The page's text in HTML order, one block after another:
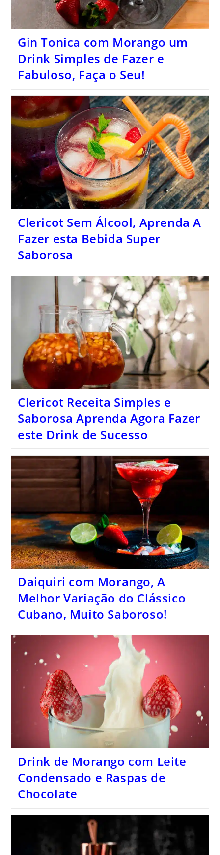
Gin Tonica com Morango um
Drink Simples de Fazer e
Fabuloso, Faça o Seu!
Clericot Sem Álcool, Aprenda A
Fazer esta Bebida Super
Saborosa
Clericot Receita Simples e
Saborosa Aprenda Agora Fazer
este Drink de Sucesso
Daiquiri com Morango, A
Melhor Variação do Clássico
Cubano, Muito Saboroso!
Drink de Morango com Leite
Condensado e Raspas de
Chocolate